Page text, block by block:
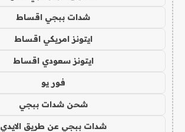
شدات ببجي اقساط
ايتونز امريكي اقساط
ايتونز سعودي اقساط
فور يو
شحن شدات ببجي
شدات ببجي عن طريق الايدي